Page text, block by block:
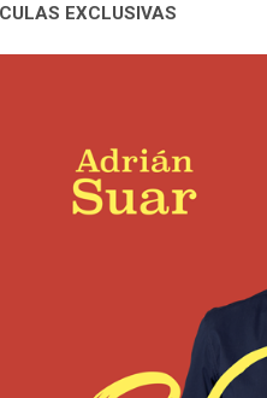
EXCLUSIVAS